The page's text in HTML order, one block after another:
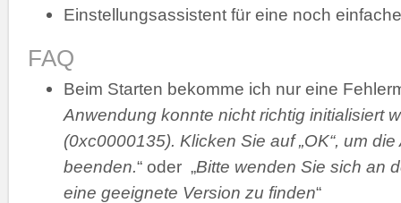
Einstellungsassistent für eine noch
FAQ
Beim Starten bekomme ich nur eine
Anwendung konnte nicht richtig initialisiert
(0xc0000135). Klicken Sie auf „OK“, um
beenden.“ oder „Bitte wenden Sie sich an
eine geeignete Version zu finden“